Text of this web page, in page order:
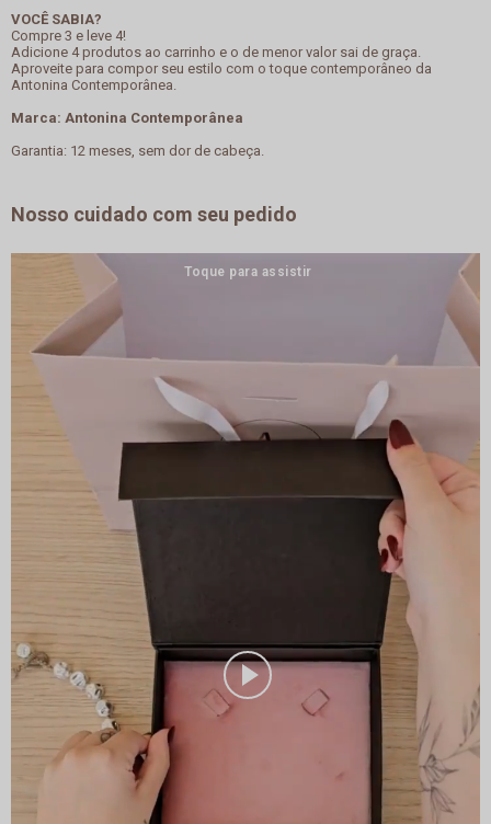
VOCÊ SABIA?
Compre 3 e leve 4!
Adicione 4 produtos ao carrinho e o de menor valor sai de graça.
Aproveite para compor seu estilo com o toque contemporâneo da
Antonina Contemporânea.
Marca: Antonina Contemporânea
Garantia: 12 meses, sem dor de cabeça.
Nosso cuidado com seu pedido